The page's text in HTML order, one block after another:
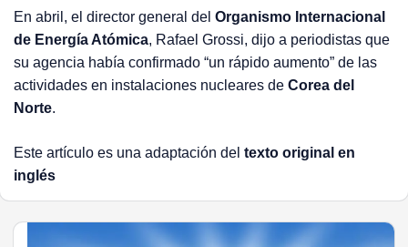
En abril, el director general delOrganismo Internacional
de Energía Atómica, Rafael Grossi, dijo a periodistas que
su agencia había confirmado “un rápido aumento” de las
actividades en instalaciones nucleares deCorea del
Norte.
Este artículo es una adaptación del texto original en
inglés